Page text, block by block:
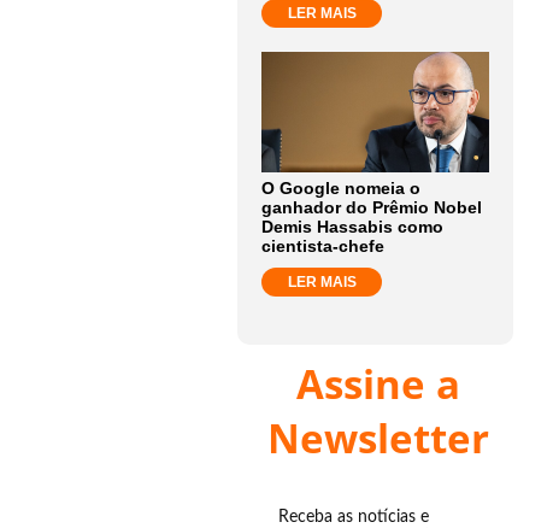
LER MAIS
O Google nomeia o
ganhador do Prêmio Nobel
Demis Hassabis como
cientista-chefe
LER MAIS
Assine a
Newsletter
Receba as notícias e